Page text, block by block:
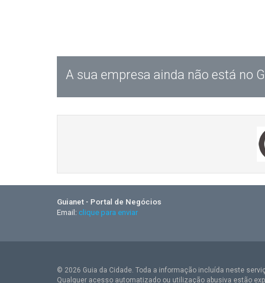
A sua empresa ainda não está no
Guianet - Portal de Negócios
Email: clique para enviar
© 2026 Guia da Cidade. Toda a informação incluída neste
Qualquer acesso automatizado ou utilização abusiva estão